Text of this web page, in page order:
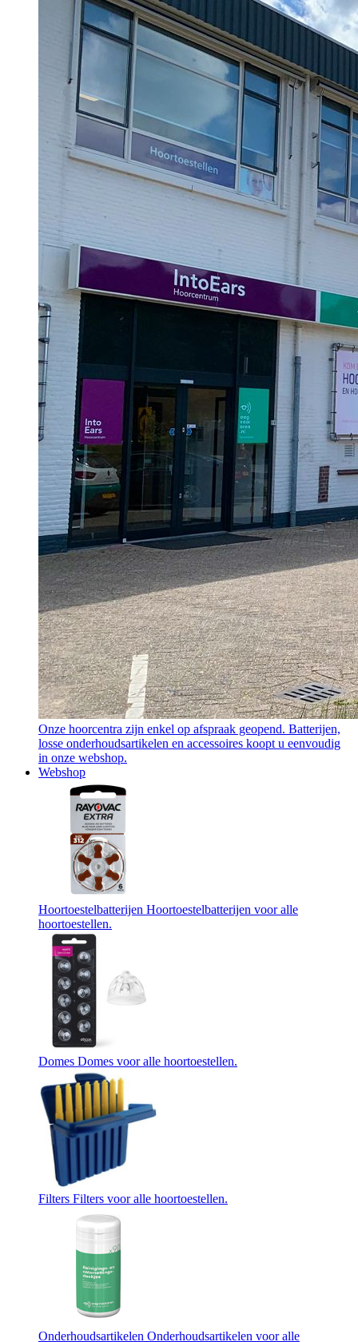
Onze hoorcentra zijn enkel op afspraak geopend. Batterijen,
losse onderhoudsartikelen en accessoires koopt u eenvoudig
in onze webshop.
Webshop
Hoortoestelbatterijen Hoortoestelbatterijen voor alle
hoortoestellen.
Domes Domes voor alle hoortoestellen.
Filters Filters voor alle hoortoestellen.
Onderhoudsartikelen Onderhoudsartikelen voor alle